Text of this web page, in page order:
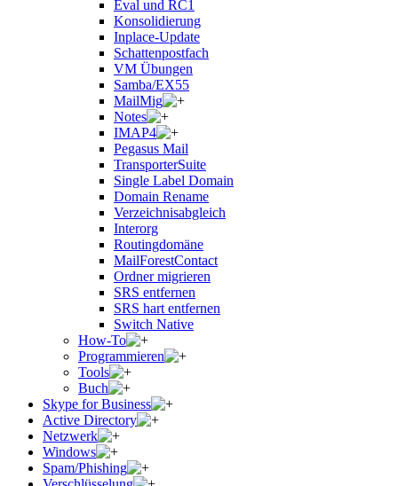
Eval und RC1
Konsolidierung
Inplace-Update
Schattenpostfach
VM Übungen
Samba/EX55
MailMig
Notes
IMAP4
Pegasus Mail
TransporterSuite
Single Label Domain
Domain Rename
Verzeichnisabgleich
Interorg
Routingdomäne
MailForestContact
Ordner migrieren
SRS entfernen
SRS hart entfernen
Switch Native
How-To
Programmieren
Tools
Buch
Skype for Business
Active Directory
Netzwerk
Windows
Spam/Phishing